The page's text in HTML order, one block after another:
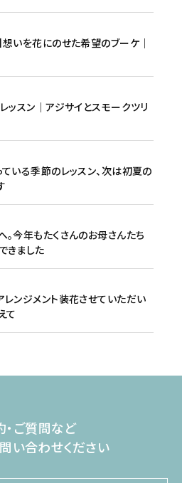
想いを花にのせた希望のブーケ｜
ッスン｜アジサイとスモークツリ
いる季節のレッスン、次は初夏の
今年もたくさんのお母さんたち
きました
レンジメント装花させていただい
て
・ご質問など
い合わせください